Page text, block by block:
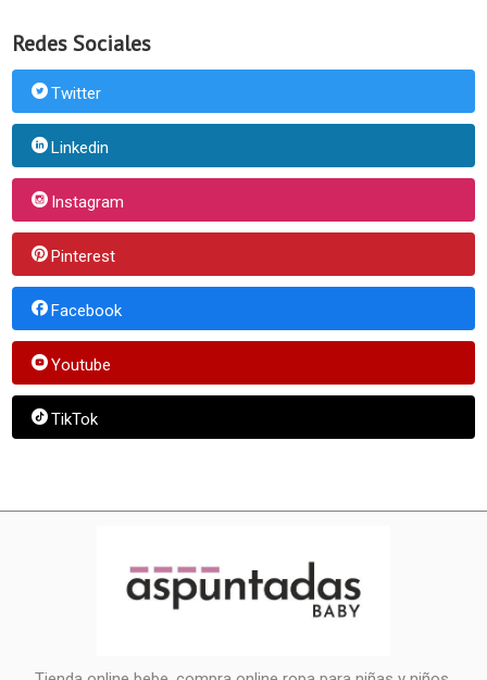
Redes Sociales
Twitter
Linkedin
Instagram
Pinterest
Facebook
Youtube
TikTok